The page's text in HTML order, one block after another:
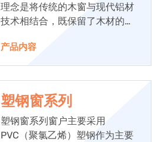
理念是将传统的木窗与现代铝材
技术相结合，既保留了木材的温
和功能性。
产品内容
塑钢窗系列
塑钢窗系列窗户主要采用
PVC（聚氯乙烯）塑钢作为主要